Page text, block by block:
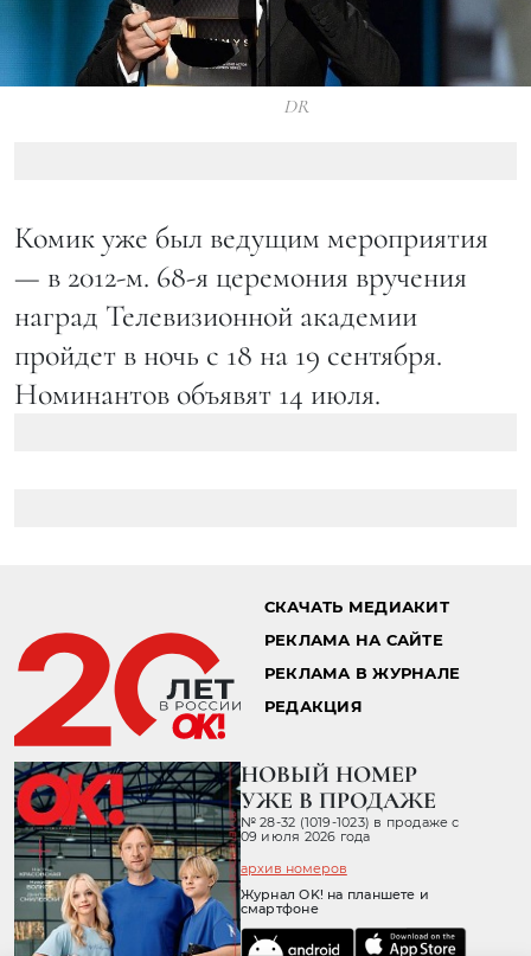
DR
Комик уже был ведущим мероприятия
— в 2012-м. 68-я церемония вручения
наград Телевизионной академии
пройдет в ночь с 18 на 19 сентября.
Номинантов объявят 14 июля.
СКАЧАТЬ МЕДИАКИТ
РЕКЛАМА НА САЙТЕ
РЕКЛАМА В ЖУРНАЛЕ
РЕДАКЦИЯ
НОВЫЙ НОМЕР
УЖЕ В ПРОДАЖЕ
№ 28-32 (1019-1023) в продаже с
09 июля 2026 года
архив номеров
Журнал OK! на планшете и
смартфоне